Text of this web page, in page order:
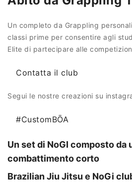
Un completo da Grappling
classi prime per consentire agli
Elite di partecipare alle
Contatta il club
Segui le nostre creazioni su
#CustomBŌA
Un set di NoGI composto da
combattimento corto
Brazilian Jiu Jitsu e NoGi